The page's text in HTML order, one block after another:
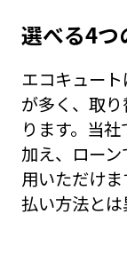
選べる4つ
エコキュー
が多く、取
ります。当
加え、ロー
⽤いただけ
払い⽅法とは